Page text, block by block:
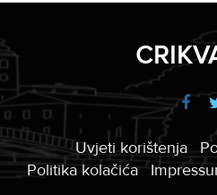
Uvjeti korištenja
Politika kolačića